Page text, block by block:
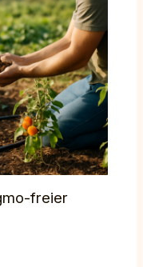
freier